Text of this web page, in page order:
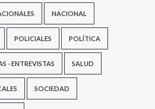
NACIONAL
POLICIALES POLÍTICA
- ENTREVISTAS SALUD
SOCIEDAD